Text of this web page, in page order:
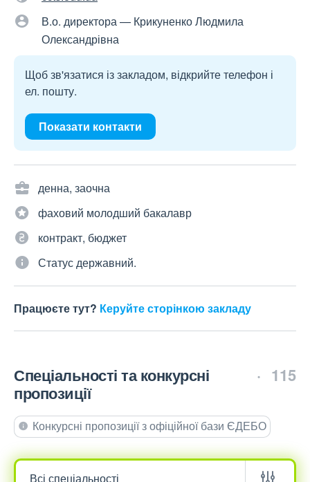
В.о. директора — Крикуненко Людмила
Олександрівна
Щоб зв'язатися із закладом, відкрийте телефон і
ел. пошту.
Показати контакти
денна, заочна
фаховий молодший бакалавр
контракт, бюджет
Статус державний.
Працюєте тут? Керуйте сторінкою закладу
Спеціальності та конкурсні
пропозиції
115
Конкурсні пропозиції з офіційної бази ЄДЕБО